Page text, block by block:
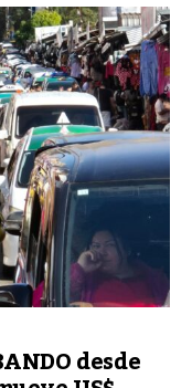
desde